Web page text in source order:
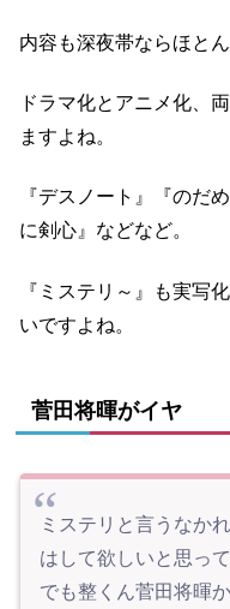
内容も深夜帯ならほと
ドラマ化とアニメ化、
ますよね。
『デスノート』『のだ
に剣心』などなど。
『ミステリ～』も実写
いですよね。
菅田将暉がイヤ
ミステリと言うなか
はして欲しいと思っ
でも整くん菅田将暉